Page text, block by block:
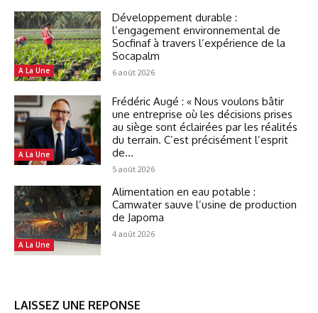
A La Une
Développement durable :
l’engagement environnemental de
Socfinaf à travers l’expérience de la
Socapalm
6 août 2026
A La Une
Frédéric Augé : « Nous voulons bâtir
une entreprise où les décisions prises
au siège sont éclairées par les réalités
du terrain. C’est précisément l’esprit
de...
5 août 2026
A La Une
Alimentation en eau potable :
Camwater sauve l’usine de production
de Japoma
4 août 2026
LAISSEZ UNE REPONSE